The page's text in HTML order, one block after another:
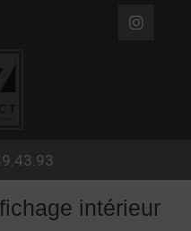
intérieur